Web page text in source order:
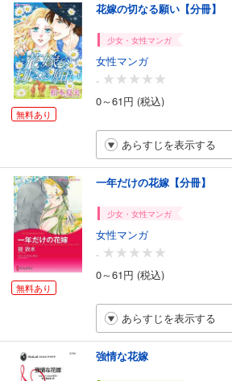
無料あり
花嫁の切なる願い【分冊】
少女・女性マンガ
女性マンガ
-
0～61円 (税込)
あらすじを表示する
無料あり
一年だけの花嫁【分冊】
少女・女性マンガ
女性マンガ
-
0～61円 (税込)
あらすじを表示する
強情な花嫁